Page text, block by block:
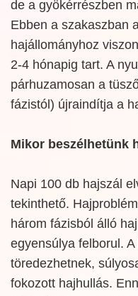
de a gyökérrészben
Ebben a szakaszban
hajállományhoz
2-4 hónapig tart. A
párhuzamosan a
fázistól) újraindítja a
Mikor beszélhetünk
Napi 100 db hajszál
tekinthető.
három fázisból álló
egyensúlya felborul.
töredezhetnek,
fokozott hajhullás.